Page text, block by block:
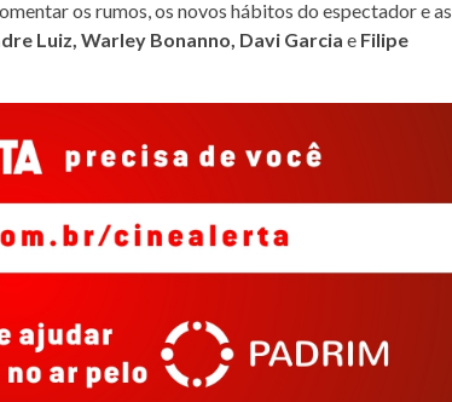
os rumos, os novos hábitos do espectador e as
Luiz, Warley Bonanno, Davi Garcia e Filipe